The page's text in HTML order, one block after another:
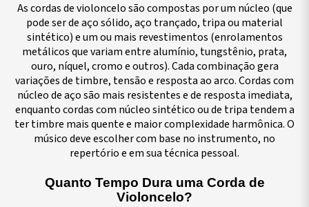
As cordas de violoncelo são compostas por um núcleo (que
pode ser de aço sólido, aço trançado, tripa ou material
sintético) e um ou mais revestimentos (enrolamentos
metálicos que variam entre alumínio, tungstênio, prata,
ouro, níquel, cromo e outros). Cada combinação gera
variações de timbre, tensão e resposta ao arco. Cordas com
núcleo de aço são mais resistentes e de resposta imediata,
enquanto cordas com núcleo sintético ou de tripa tendem a
ter timbre mais quente e maior complexidade harmônica. O
músico deve escolher com base no instrumento, no
repertório e em sua técnica pessoal.
Quanto Tempo Dura uma Corda de
Violoncelo?